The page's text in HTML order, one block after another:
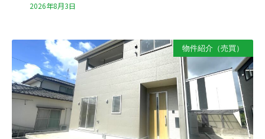
2026年8月3日
物件紹介（売買）